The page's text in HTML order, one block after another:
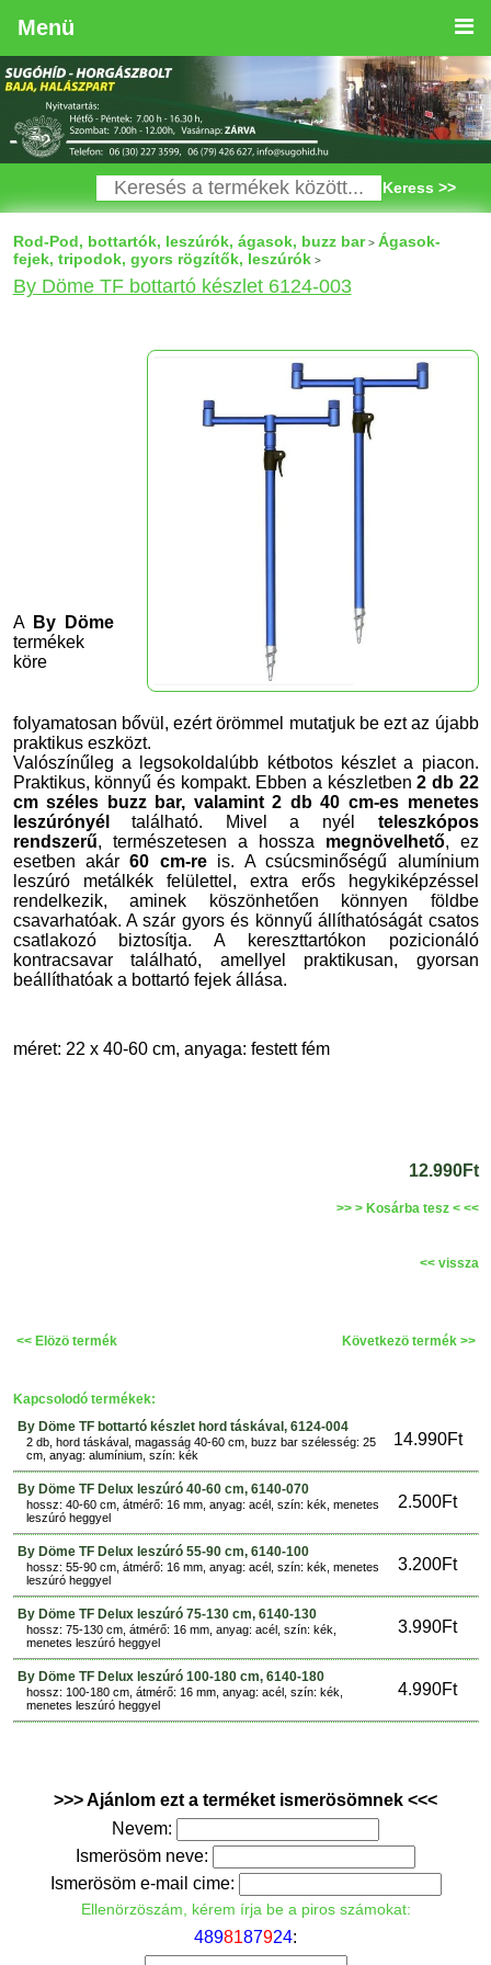
Menü
Keress >>
Rod-Pod, bottartók, leszúrók, ágasok, buzz bar> Ágasok-
fejek, tripodok, gyors rögzítők, leszúrók>
By Döme TF bottartó készlet 6124-003
A By Döme
termékek
köre
folyamatosan bővül, ezért örömmel mutatjuk be ezt az újabb
praktikus eszközt.
Valószínűleg a legsokoldalúbb kétbotos készlet a piacon.
Praktikus, könnyű és kompakt. Ebben a készletben2 db 22
cm széles buzz bar, valamint 2 db 40 cm-es menetes
leszúrónyél
található. Mivel a nyél teleszkópos
rendszerű, természetesen a hossza megnövelhető, ez
esetben akár60 cm-reis. A csúcsminőségű alumínium
leszúró metálkék felülettel, extra erős hegykiképzéssel
rendelkezik, aminek köszönhetően könnyen földbe
csavarhatóak. A szár gyors és könnyű állíthatóságát csatos
csatlakozó biztosítja. A kereszttartókon pozicionáló
kontracsavar található, amellyel praktikusan, gyorsan
beállíthatóak a bottartó fejek állása.
méret: 22 x 40-60 cm, anyaga: festett fém
12.990Ft
>> > Kosárba tesz < <<
<< vissza
<< Elözö termék Következö termék >>
Kapcsolodó termékek:
By Döme TF bottartó készlet hord táskával, 6124-004
14.990Ft
2 db, hord táskával, magasság 40-60 cm, buzz bar szélesség: 25
cm, anyag: alumínium, szín: kék
By Döme TF Delux leszúró 40-60 cm, 6140-070
2.500Ft
hossz: 40-60 cm, átmérő: 16 mm, anyag: acél, szín: kék, menetes
leszúró heggyel
By Döme TF Delux leszúró 55-90 cm, 6140-100
3.200Ft
hossz: 55-90 cm, átmérő: 16 mm, anyag: acél, szín: kék, menetes
leszúró heggyel
By Döme TF Delux leszúró 75-130 cm, 6140-130
3.990Ft
hossz: 75-130 cm, átmérő: 16 mm, anyag: acél, szín: kék,
menetes leszúró heggyel
By Döme TF Delux leszúró 100-180 cm, 6140-180
4.990Ft
hossz: 100-180 cm, átmérő: 16 mm, anyag: acél, szín: kék,
menetes leszúró heggyel
>>> Ajánlom ezt a terméket ismerösömnek <<<
Nevem:
Ismerösöm neve:
Ismerösöm e-mail cime:
Ellenörzöszám, kérem írja be a piros számokat:
4898187924: